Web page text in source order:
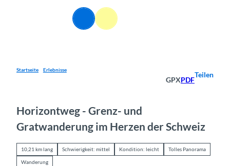
Suche Menü
Startseite Erlebnisse
GPXPDF
Teilen
Horizontweg - Grenz- und
Gratwanderung im Herzen der Schweiz
10,21 km lang Schwierigkeit: mittel Kondition: leicht Tolles Panorama
Wanderung